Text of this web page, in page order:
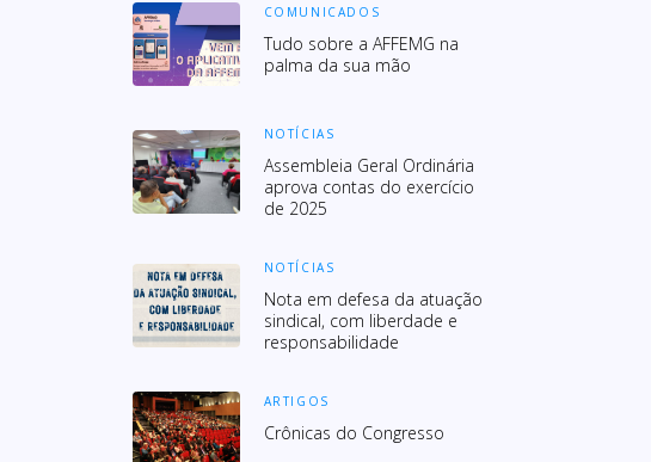
COMUNICADOS
Tudo sobre a AFFEMG na
palma da sua mão
NOTÍCIAS
Assembleia Geral Ordinária
aprova contas do exercício
de 2025
NOTÍCIAS
Nota em defesa da atuação
sindical, com liberdade e
responsabilidade
ARTIGOS
Crônicas do Congresso